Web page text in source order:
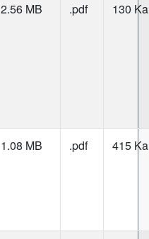
2.56 MB .pdf 130
1.08 MB .pdf 415